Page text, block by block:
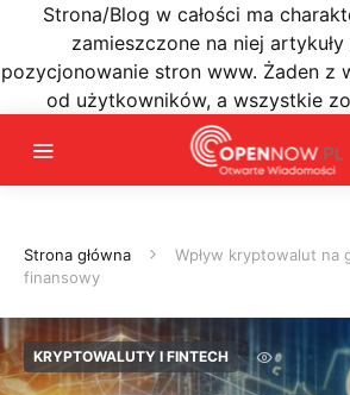
Strona/Blog w całości ma
zamieszczone na niej
pozycjonowanie stron www. Żaden z
od użytkowników, a wszystkie
Strona główna
Wpływ kryptowalut na
finansowy
KRYPTOWALUTY I FINTECH